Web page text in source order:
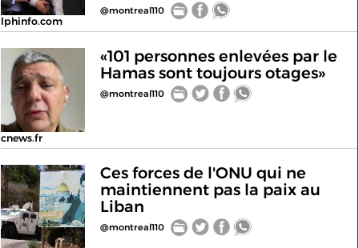
lphinfo.com
@montreal110
cnews.fr
«101 personnes enlevées par le
Hamas sont toujours otages»
@montreal110
Ces forces de l'ONU qui ne
maintiennent pas la paix au
Liban
@montreal110